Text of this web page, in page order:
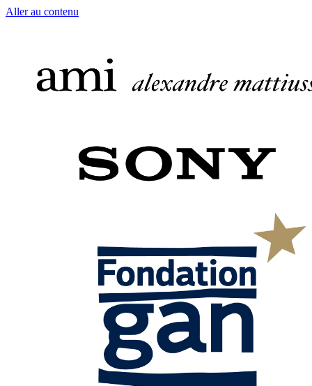
Aller au contenu